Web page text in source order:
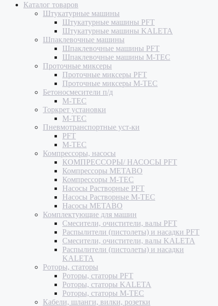
Каталог товаров
Штукатурные машины
Штукатурные машины PFT
Штукатурные машины KALETA
Шпаклевочные машины
Шпаклевочные машины PFT
Шпаклевочные машины M-TEC
Проточные миксеры
Проточные миксеры PFT
Проточные миксеры M-TEC
Бетоносмесители п/д
M-TEC
Торкрет установки
M-TEC
Пневмотранспортные уст-ки
PFT
M-TEC
Компрессоры, насосы
КОМПРЕССОРЫ/ НАСОСЫ PFT
Компрессоры METABO
Компрессоры M-TEC
Насосы Растворные PFT
Насосы Растворные M-TEC
Насосы METABO
Комплектующие для машин
Смесители, очистители, валы PFT
Распылители (пистолеты) и насадки PFT
Смесители, очистители, валы KALETA
Распылители (пистолеты) и насадки
KALETA
Роторы, статоры
Роторы, статоры PFT
Роторы, статоры KALETA
Роторы, статоры M-TEC
Кабели, шланги, вилки, розетки